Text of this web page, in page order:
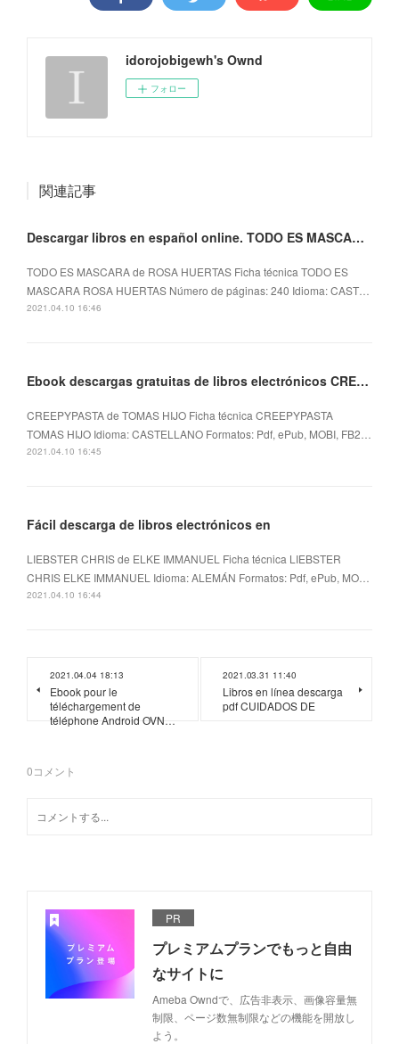
idorojobigewh's Ownd
フォロー
関連記事
Descargar libros en español online. TODO ES MASCARA 9788469808559
TODO ES MASCARA de ROSA HUERTAS Ficha técnica TODO ES
MASCARA ROSA HUERTAS Número de páginas: 240 Idioma: CAST…
2021.04.10 16:46
Ebook descargas gratuitas de libros electrónicos CREEPYPASTA in Spanish
CREEPYPASTA de TOMAS HIJO Ficha técnica CREEPYPASTA
TOMAS HIJO Idioma: CASTELLANO Formatos: Pdf, ePub, MOBI, FB2…
2021.04.10 16:45
Fácil descarga de libros electrónicos en
LIEBSTER CHRIS de ELKE IMMANUEL Ficha técnica LIEBSTER
CHRIS ELKE IMMANUEL Idioma: ALEMÁN Formatos: Pdf, ePub, MO…
2021.04.10 16:44
2021.04.04 18:13
Ebook pour le
téléchargement de
téléphone Android OVN…
2021.03.31 11:40
Libros en línea descarga
pdf CUIDADOS DE
0コメント
PR
プレミアムプランでもっと自由
なサイトに
Ameba Owndで、広告非表示、画像容量無
制限、ページ数無制限などの機能を開放し
よう。